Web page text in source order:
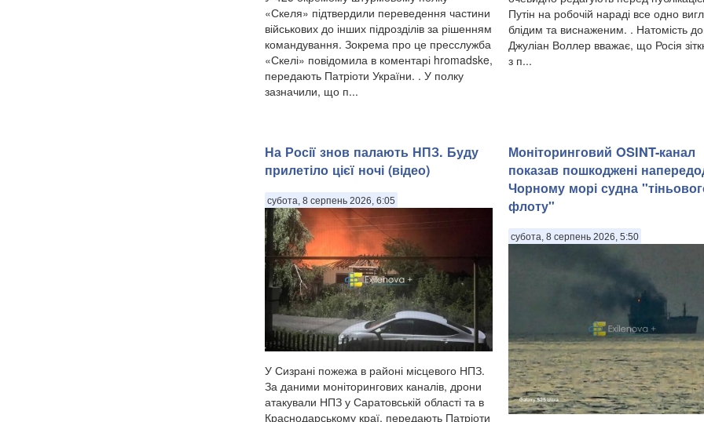
«Скеля» підтвердили переведення частини
військових до інших підрозділів за рішенням
командування. Зокрема про це пресслужба
«Скелі» повідомила в коментарі hromadske,
передають Патріоти України. . У полку
зазначили, що п...
Путін на робочій нараді все одно
блідим та виснаженим. . Натомість
Джуліан Воллер вважає, що Росія
з п...
На Росії знов палають НПЗ. Буду
прилетіло цієї ночі (відео)
субота, 8 серпень 2026, 6:05
У Сизрані пожежа в районі місцевого НПЗ.
За даними моніторингових каналів, дрони
атакували НПЗ у Саратовській області та в
Краснодарському краї, передають Патріоти
Моніторинговий OSINT-канал
показав пошкоджені
Чорному морі судна
флоту"
субота, 8 серпень 2026, 5:50